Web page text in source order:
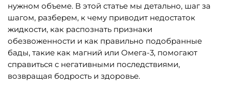
нужном объеме. В этой статье мы детально, шаг за
шагом, разберем, к чему приводит недостаток
жидкости, как распознать признаки
обезвоженности и как правильно подобранные
бады, такие как магний или Омега-3, помогают
справиться с негативными последствиями,
возвращая бодрость и здоровье.